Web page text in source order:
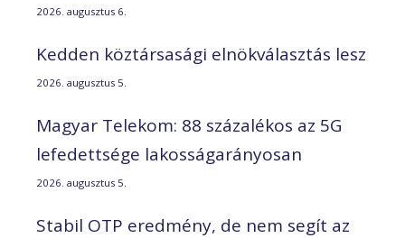
2026. augusztus 6.
Kedden köztársasági elnökválasztás lesz
2026. augusztus 5.
Magyar Telekom: 88 százalékos az 5G
lefedettsége lakosságarányosan
2026. augusztus 5.
Stabil OTP eredmény, de nem segít az